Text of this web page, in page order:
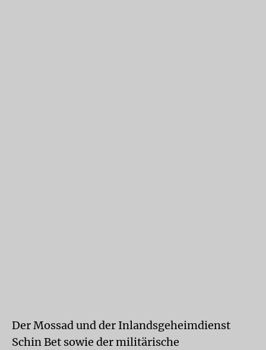
Der Mossad und der Inlandsgeheimdienst
Schin Bet sowie der militärische